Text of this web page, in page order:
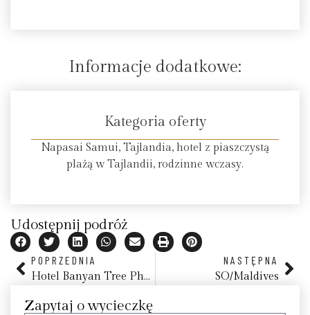
Informacje dodatkowe:
Kategoria oferty
Napasai Samui, Tajlandia, hotel z piaszczystą
plażą w Tajlandii, rodzinne wczasy.
Udostępnij podróż
POPRZEDNIA
Hotel Banyan Tree Phuket, Tajlandia
NASTĘPNA
SO/Maldives
Zapytaj o wycieczkę